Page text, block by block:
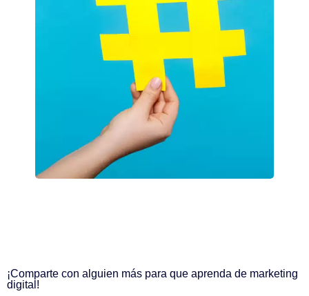
¡Comparte con alguien más para que aprenda de marketing
digital!